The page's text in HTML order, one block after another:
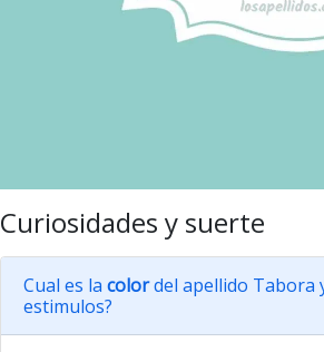
Curiosidades y suerte
Cual es la colordel apellido Tabora
estimulos?